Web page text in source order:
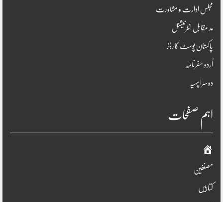
مجلس ادارت و مشاورت
مد مقابل انٹرنیشنل
پاکستان پوسٹ کارڈز
اُردو سفرنامہ
دوسرا پہیہ
اہم صفحات
صفحہ
اوّل
مصنفین
کتابیں